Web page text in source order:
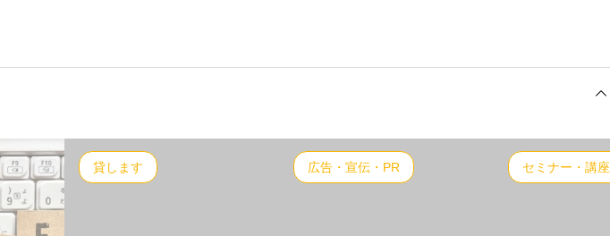
貸します 広告・宣伝・PR セミナー・講座